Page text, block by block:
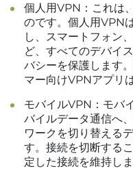
個人用VPN：これは
のです。個人用VPN
し、スマートフォン
ど、すべてのデバイ
バシーを保護します
マー向けVPNアプリ
モバイルVPN：モバ
バイルデータ通信へ
ワークを切り替える
す。接続を切断する
定した接続を維持しま